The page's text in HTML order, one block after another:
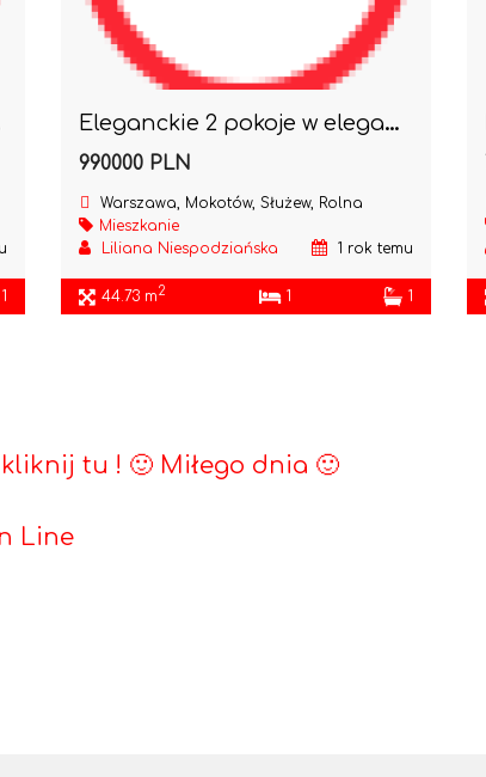
1
Eleganckie 2 pokoje w eleganckim domu z garażem
990000 PLN
Warszawa, Mokotów, Służew, Rolna
Mieszkanie
Liliana Niespodziańska
1 rok temu
44.73 m2 1 1
tu ! 🙂 Miłego dnia 🙂
Line